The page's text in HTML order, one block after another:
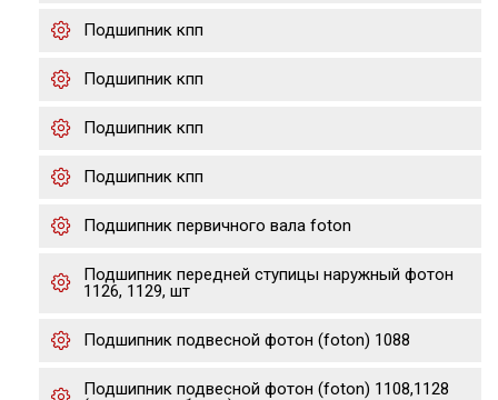
Подшипник кпп
Подшипник кпп
Подшипник кпп
Подшипник кпп
Подшипник первичного вала foton
Подшипник передней ступицы наружный фотон
1126, 1129, шт
Подшипник подвесной фотон (foton) 1088
Подшипник подвесной фотон (foton) 1108,1128